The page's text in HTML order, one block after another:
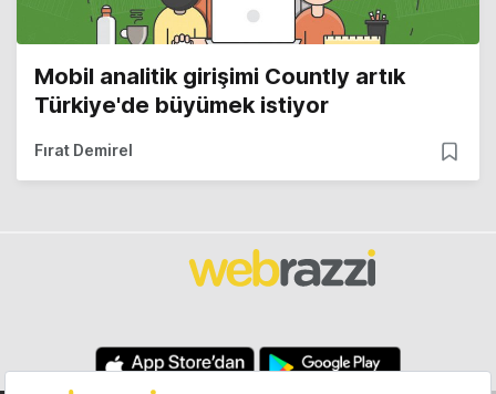
Mobil analitik girişimi Countly artık
Türkiye'de büyümek istiyor
Fırat Demirel